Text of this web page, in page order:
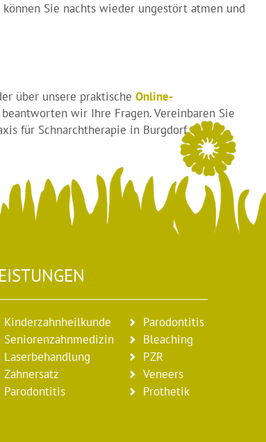
Sie nachts wieder ungestört atmen und
über unsere praktische Online-
wir Ihre Fragen. Vereinbaren Sie
für Schnarchtherapie in Burgdorf
Kinderzahnheilkunde
Seniorenzahnmedizin
Laserbehandlung
Zahnersatz
Parodontitis
Parodontitis
Bleaching
PZR
Veneers
Prothetik